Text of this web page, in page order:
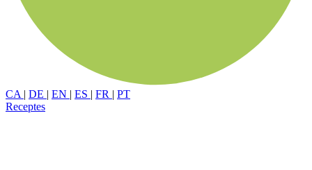
CA | DE | EN | ES | FR | PT
Receptes